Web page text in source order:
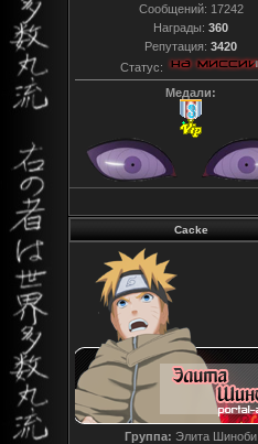
Сообщений: 17242
Награды: 360
Репутация: 3420
Статус:
Медали:
Cacke
Группа: Элита Шиноби